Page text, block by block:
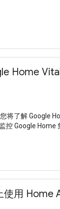
Home
将了解 Google
控 Google Home
用 Home